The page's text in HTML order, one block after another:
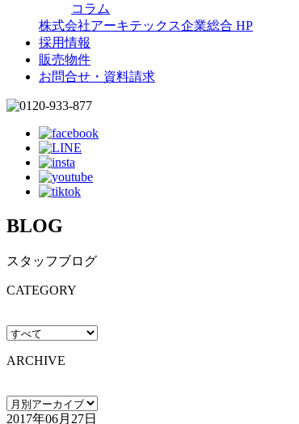
コラム
株式会社アーキテックス企業総合 HP
採用情報
販売物件
お問合せ・資料請求
BLOG
スタッフブログ
CATEGORY
ARCHIVE
2017年06月27日